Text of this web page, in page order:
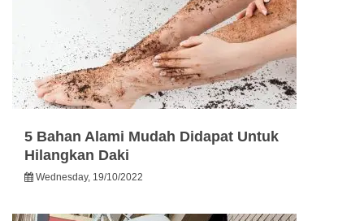
5 Bahan Alami Mudah Didapat Untuk
Hilangkan Daki
Wednesday, 19/10/2022